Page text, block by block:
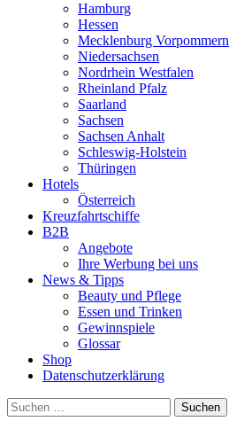
Hamburg
Hessen
Mecklenburg Vorpommern
Niedersachsen
Nordrhein Westfalen
Rheinland Pfalz
Saarland
Sachsen
Sachsen Anhalt
Schleswig-Holstein
Thüringen
Hotels
Österreich
Kreuzfahrtschiffe
B2B
Angebote
Ihre Werbung bei uns
News & Tipps
Beauty und Pflege
Essen und Trinken
Gewinnspiele
Glossar
Shop
Datenschutzerklärung
Suchen
nach: